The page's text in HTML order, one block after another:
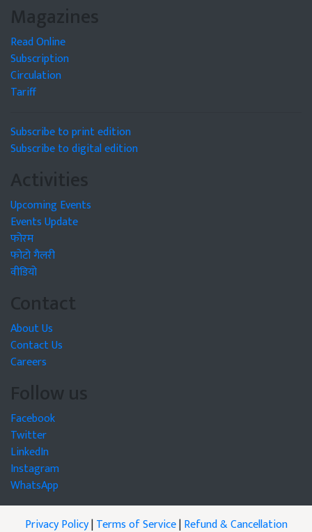
Magazines
Read Online
Subscription
Circulation
Tariff
Subscribe to print edition
Subscribe to digital edition
Activities
Upcoming Events
Events Update
फोरम
फोटो गैलरी
वीडियो
Contact
About Us
Contact Us
Careers
Follow us
Facebook
Twitter
LinkedIn
Instagram
WhatsApp
Privacy Policy|Terms of Service|Refund & Cancellation